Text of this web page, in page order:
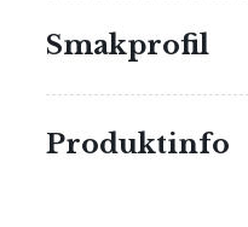
Smakprofil
Produktinfo